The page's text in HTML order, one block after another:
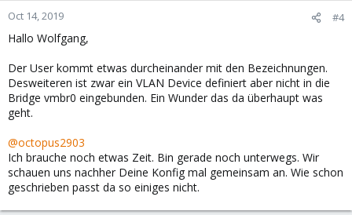
Oct 14, 2019 #4
Hallo Wolfgang,
Der User kommt etwas durcheinander mit den Bezeichnungen.
Desweiteren ist zwar ein VLAN Device definiert aber nicht in die
Bridge vmbr0 eingebunden. Ein Wunder das da überhaupt was
geht.
@octopus2903
Ich brauche noch etwas Zeit. Bin gerade noch unterwegs. Wir
schauen uns nachher Deine Konfig mal gemeinsam an. Wie schon
geschrieben passt da so einiges nicht.